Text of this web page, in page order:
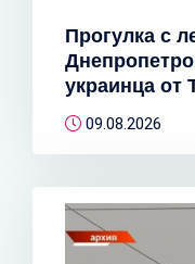
Прогулка с
украинца от
09.08.2026